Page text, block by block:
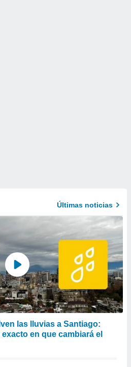
Últimas noticias
las lluvias a Santiago:
en que cambiará el